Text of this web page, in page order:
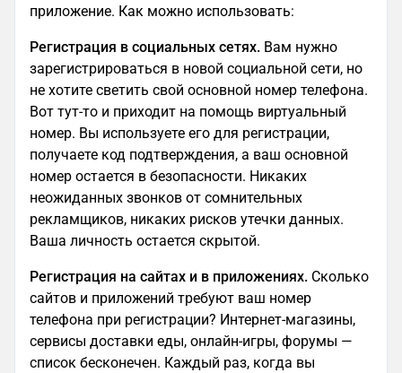
приложение. Как можно использовать:
Регистрация в социальных сетях. Вам нужно
зарегистрироваться в новой социальной сети, но
не хотите светить свой основной номер телефона.
Вот тут-то и приходит на помощь виртуальный
номер. Вы используете его для регистрации,
получаете код подтверждения, а ваш основной
номер остается в безопасности. Никаких
неожиданных звонков от сомнительных
рекламщиков, никаких рисков утечки данных.
Ваша личность остается скрытой.
Регистрация на сайтах и в приложениях. Сколько
сайтов и приложений требуют ваш номер
телефона при регистрации? Интернет-магазины,
сервисы доставки еды, онлайн-игры, форумы —
список бесконечен. Каждый раз, когда вы